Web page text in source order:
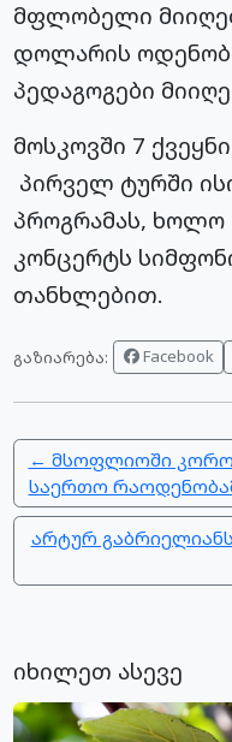
მფლობელი
დოლარის
პედაგოგები
მოსკოვში 7
პირველ ტურში
პროგრამას, ხოლო
კონცერტს
თანხლებით.
გაზიარება: Facebook
← მსოფლიოში
საერთო
არტურ
იხილეთ ასევე